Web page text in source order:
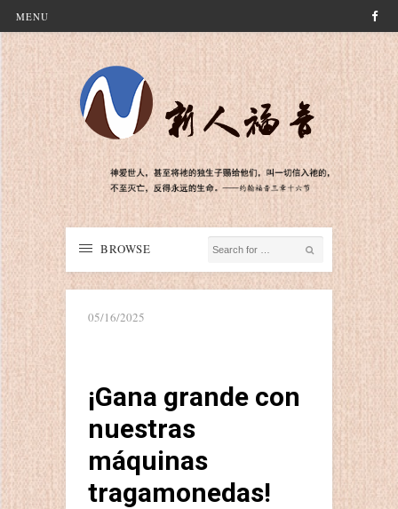
MENU
BROWSE
05/16/2025
¡Gana grande con
nuestras
máquinas
tragamonedas!